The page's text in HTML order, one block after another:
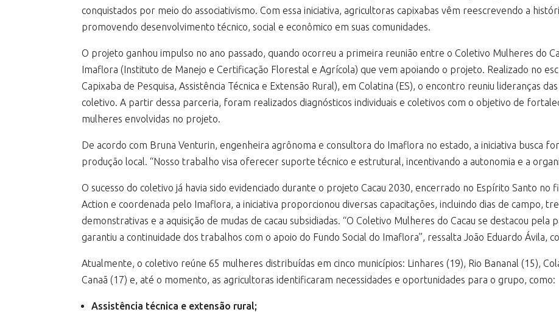
conquistados por meio do associativismo. Com essa iniciativa, agricultoras capixabas vêm reescrevendo a
promovendo desenvolvimento técnico, social e econômico em suas comunidades.
O projeto ganhou impulso no ano passado, quando ocorreu a primeira reunião entre o Coletivo Mulheres do
Imaflora (Instituto de Manejo e Certificação Florestal e Agrícola) que vem apoiando o projeto. Realizado no
Capixaba de Pesquisa, Assistência Técnica e Extensão Rural), em Colatina (ES), o encontro reuniu lideranças
coletivo. A partir dessa parceria, foram realizados diagnósticos individuais e coletivos com o objetivo de
mulheres envolvidas no projeto.
De acordo com Bruna Venturin, engenheira agrônoma e consultora do Imaflora no estado, a iniciativa busca
produção local. “Nosso trabalho visa oferecer suporte técnico e estrutural, incentivando a autonomia e a
O sucesso do coletivo já havia sido evidenciado durante o projeto Cacau 2030, encerrado no Espírito Santo no
Action e coordenada pelo Imaflora, a iniciativa proporcionou diversas capacitações, incluindo dias de campo,
demonstrativas e a aquisição de mudas de cacau subsidiadas. “O Coletivo Mulheres do Cacau se destacou pela
garantiu a continuidade dos trabalhos com o apoio do Fundo Social do Imaflora”, ressalta João Eduardo Ávila,
Atualmente, o coletivo reúne 65 mulheres distribuídas em cinco municípios: Linhares (19), Rio Bananal (15),
Canaã (17) e, até o momento, as agricultoras identificaram necessidades e oportunidades para o grupo, como:
Assistência técnica e extensão rural;